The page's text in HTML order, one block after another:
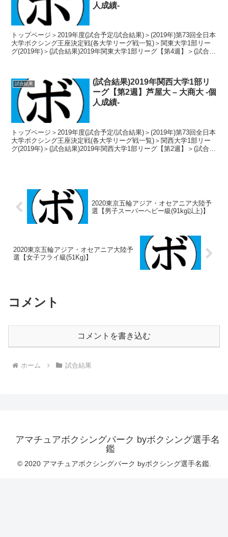
人成績-
トップページ＞2019年度(試合予定/試合結果)＞(2019年)第73回全日本
大学ボクシング王座決定戦(各大学リーグ戦一覧)＞関東大学1部リー
グ(2019年)＞(試合結果)2019年関東大学1部リーグ【第4週】＞(試合結
試合結果
(試合結果)2019年関西大学1部リ
ーグ【第2週】芦屋大 – 大商大 -個
人成績-
トップページ＞2019年度(試合予定/試合結果)＞(2019年)第73回全日本
大学ボクシング王座決定戦(各大学リーグ戦一覧)＞関西大学1部リー
グ(2019年)＞(試合結果)2019年関西大学1部リーグ【第2週】＞(試合結
2020東京五輪アジア・オセアニア大陸予
選【男子スーパーヘビー級(91kg以上)】
2020東京五輪アジア・オセアニア大陸予
選【女子フライ級(51Kg)】
コメント
コメントを書き込む
ホーム 試合結果
アマチュアボクシングパーク byボクシング選手名
鑑
© 2020 アマチュアボクシングパーク byボクシング選手名鑑.